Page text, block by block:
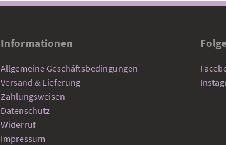
Informationen
Allgemeine Geschäftsbedingungen
Versand & Lieferung
Zahlungsweisen
Datenschutz
Widerruf
Impressum